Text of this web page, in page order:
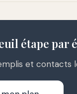
étape par
et contacts